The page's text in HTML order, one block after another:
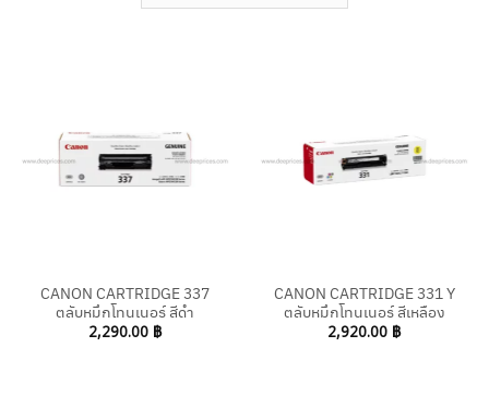
CANON CARTRIDGE 337
ตลับหมึกโทนเนอร์ สีดำ
2,290.00 ฿
CANON CARTRIDGE 331 Y
ตลับหมึกโทนเนอร์ สีเหลือง
2,920.00 ฿